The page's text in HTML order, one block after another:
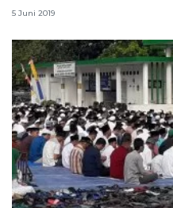
5 Juni 2019